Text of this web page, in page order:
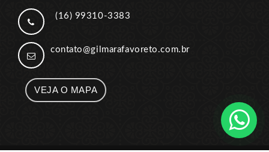
(16) 99310-3383
contato@gilmarafavoreto.com.br
VEJA O MAPA